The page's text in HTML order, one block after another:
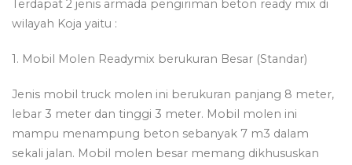
Terdapat 2 jenis armada pengiriman beton ready mix di
wilayah Koja yaitu :
1. Mobil Molen Readymix berukuran Besar (Standar)
Jenis mobil truck molen ini berukuran panjang 8 meter,
lebar 3 meter dan tinggi 3 meter. Mobil molen ini
mampu menampung beton sebanyak 7 m3 dalam
sekali jalan. Mobil molen besar memang dikhususkan